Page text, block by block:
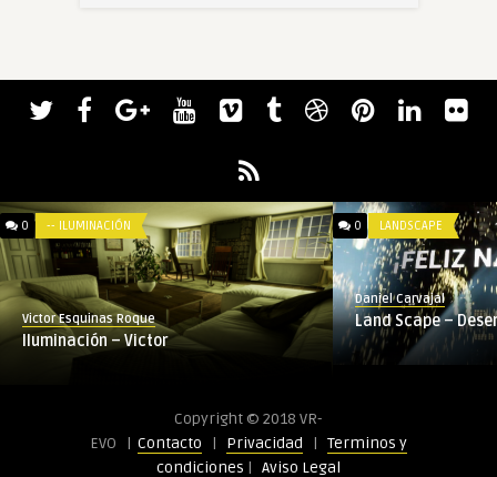
0 -- ILUMINACIÓN
Victor Esquinas Roque
Iluminación – Victor
0 LANDSCAPE
Daniel Carvajal
Land Scape –
Copyright © 2018 VR-
EVO | Contacto | Privacidad | Terminos y
condiciones | Aviso Legal